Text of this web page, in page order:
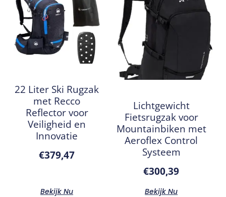
22 Liter Ski Rugzak
met Recco
Reflector voor
Veiligheid en
Innovatie
€379,47
Bekijk Nu
Lichtgewicht
Fietsrugzak voor
Mountainbiken met
Aeroflex Control
Systeem
€300,39
Bekijk Nu